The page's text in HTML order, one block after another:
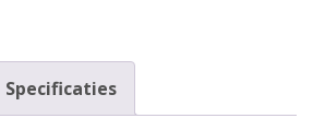
Specificaties